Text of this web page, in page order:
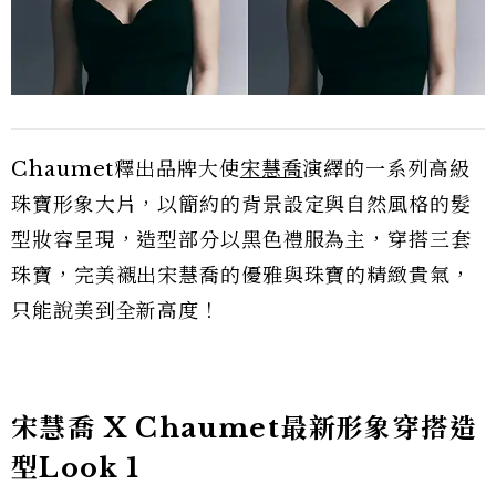
Chaumet釋出品牌大使宋慧喬演繹的一系列高級
珠寶形象大片，以簡約的背景設定與自然風格的髮
型妝容呈現，造型部分以黑色禮服為主，穿搭三套
珠寶，完美襯出宋慧喬的優雅與珠寶的精緻貴氣，
只能說美到全新高度！
宋慧喬 X Chaumet最新形象穿搭造
型Look 1